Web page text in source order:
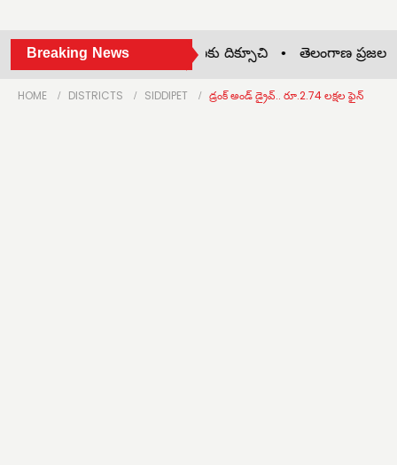
Breaking News
ఆచార్య జయశంకర్ తెలంగాణకు దిక్సూచి • తెలంగాణ ప్రజలకు
HOME DISTRICTS SIDDIPET డ్రంక్ అండ్ డ్రైవ్.. రూ.2.74 లక్షల ఫైన్